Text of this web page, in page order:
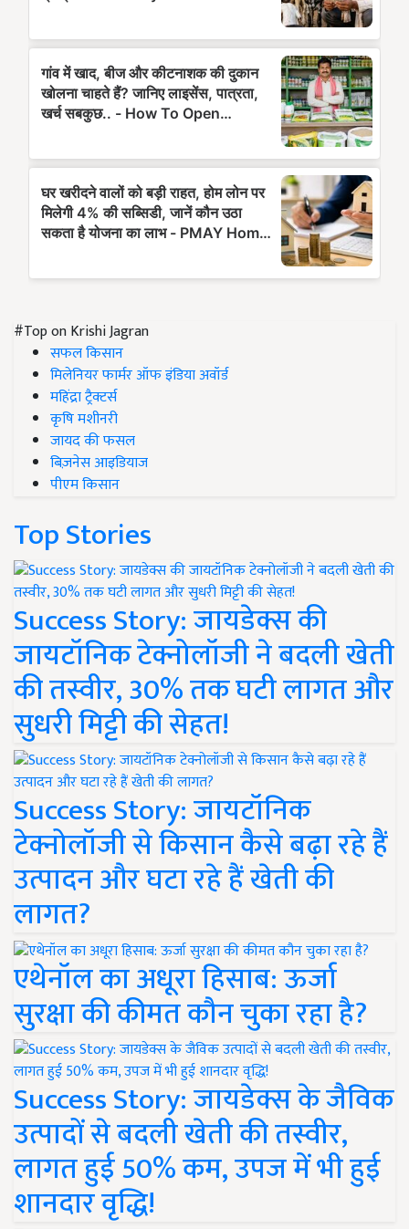
#Top on Krishi Jagran
सफल किसान
मिलेनियर फार्मर ऑफ इंडिया अवॉर्ड
महिंद्रा ट्रैक्टर्स
कृषि मशीनरी
जायद की फसल
बिज़नेस आइडियाज
पीएम किसान
Top Stories
Success Story: जायडेक्स की
जायटॉनिक टेक्नोलॉजी ने बदली खेती
की तस्वीर, 30% तक घटी लागत और
सुधरी मिट्टी की सेहत!
Success Story: जायटॉनिक
टेक्नोलॉजी से किसान कैसे बढ़ा रहे हैं
उत्पादन और घटा रहे हैं खेती की
लागत?
एथेनॉल का अधूरा हिसाब: ऊर्जा
सुरक्षा की कीमत कौन चुका रहा है?
Success Story: जायडेक्स के जैविक
उत्पादों से बदली खेती की तस्वीर,
लागत हुई 50% कम, उपज में भी हुई
शानदार वृद्धि!